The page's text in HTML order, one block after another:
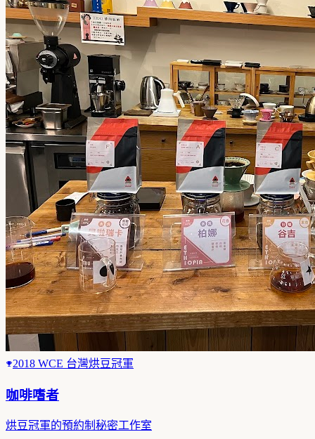
2018 WCE 台灣烘豆冠軍
咖啡嗜者
烘豆冠軍的預約制秘密工作室